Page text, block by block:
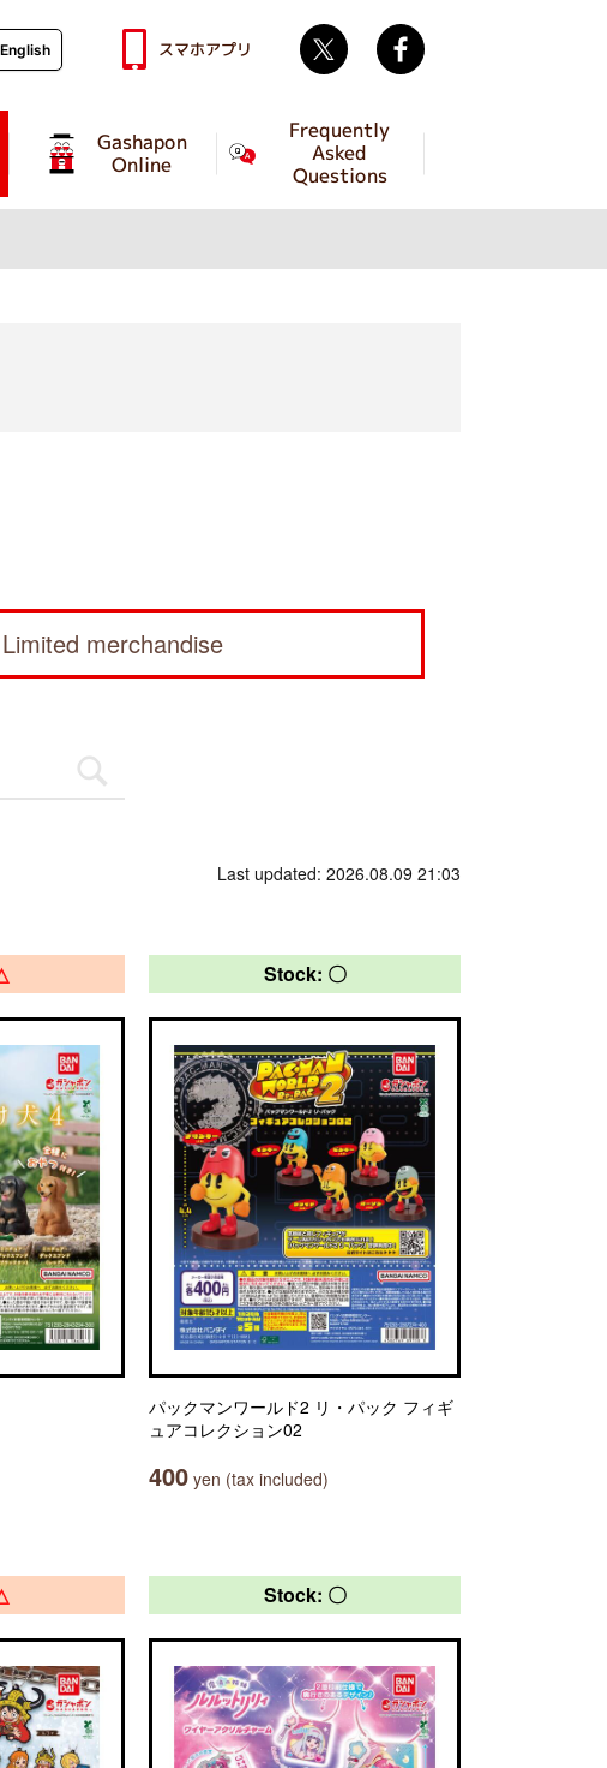
Gashapon
Online
Frequently
Asked
Questions
English スマホアプリ Twitter
Limited merchandise
Last updated: 2026.08.09 21:03
Stock: 〇
パックマンワールド2 リ・パック フィギ
ュアコレクション02
400 yen (tax included)
Stock: 〇